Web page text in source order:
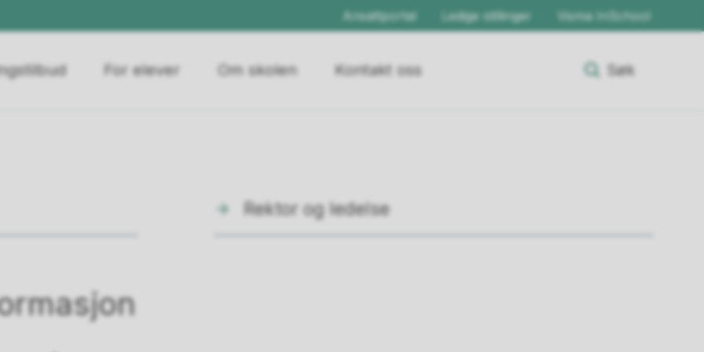
Ansattportal Ledige stillinger Visma InSchool
For elever Om skolen Kontakt oss Søk
Rektor og ledelse